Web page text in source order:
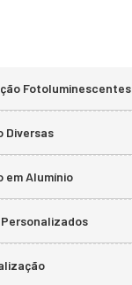
Fotoluminescentes
Diversas
em Alumínio